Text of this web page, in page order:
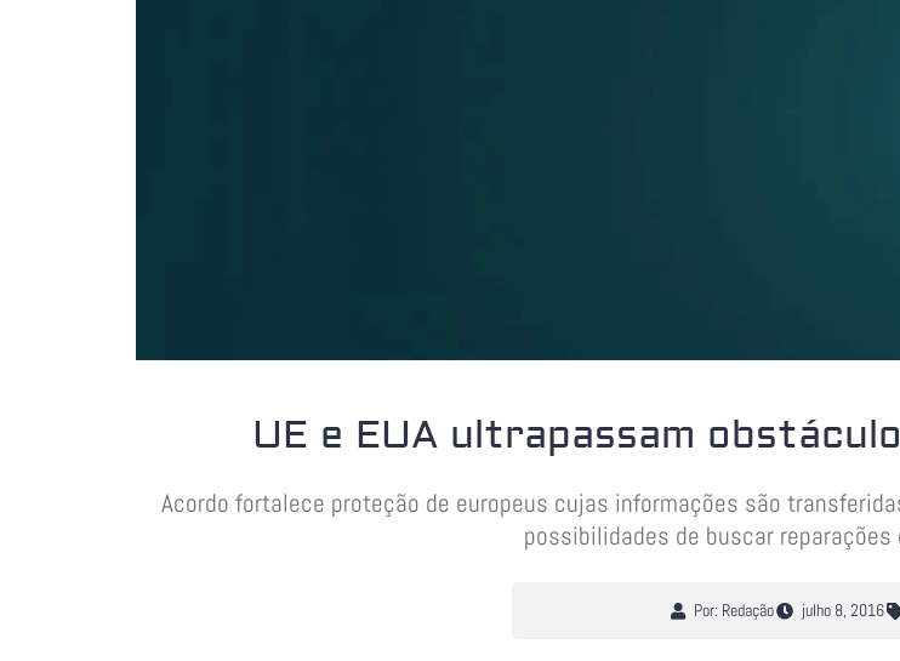
UE e EUA ultrapassam
Acordo fortalece proteção de europeus cujas informações são
possibilidades de buscar
Por: Redação julho 8, 2016